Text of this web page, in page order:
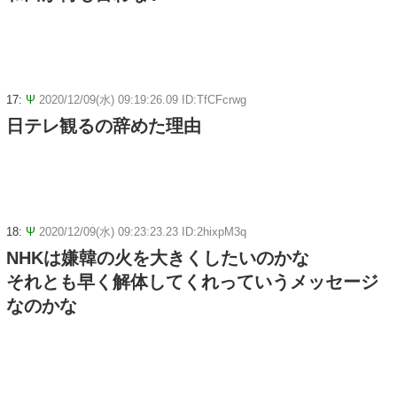
17: Ψ 2020/12/09(水) 09:19:26.09 ID:TfCFcrwg
日テレ観るの辞めた理由
18: Ψ 2020/12/09(水) 09:23:23.23 ID:2hixpM3q
NHKは嫌韓の火を大きくしたいのかな
それとも早く解体してくれっていうメッセージ
なのかな